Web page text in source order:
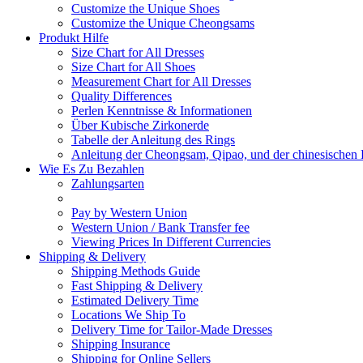
Customize the Unique Shoes
Customize the Unique Cheongsams
Produkt Hilfe
Size Chart for All Dresses
Size Chart for All Shoes
Measurement Chart for All Dresses
Quality Differences
Perlen Kenntnisse & Informationen
Über Kubische Zirkonerde
Tabelle der Anleitung des Rings
Anleitung der Cheongsam, Qipao, und der chinesischen
Wie Es Zu Bezahlen
Zahlungsarten
Pay by Western Union
Western Union / Bank Transfer fee
Viewing Prices In Different Currencies
Shipping & Delivery
Shipping Methods Guide
Fast Shipping & Delivery
Estimated Delivery Time
Locations We Ship To
Delivery Time for Tailor-Made Dresses
Shipping Insurance
Shipping for Online Sellers